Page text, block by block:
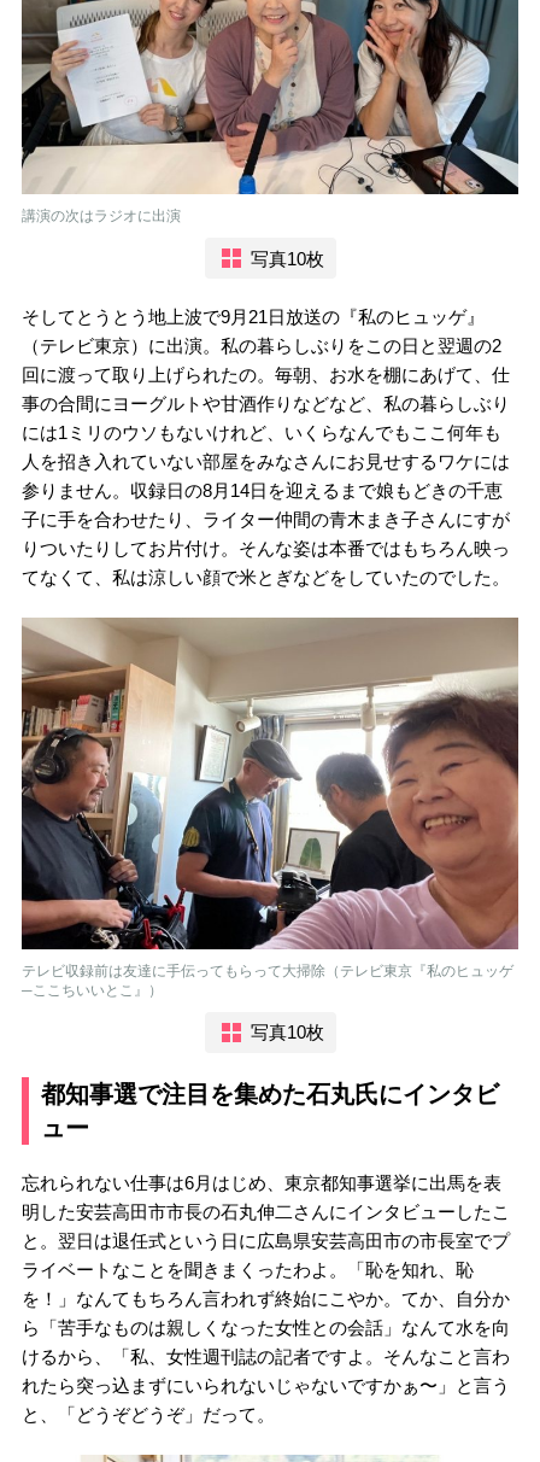
講演の次はラジオに出演
写真10枚
そしてとうとう地上波で9月21日放送の『私のヒュッゲ』
（テレビ東京）に出演。私の暮らしぶりをこの日と翌週の2
回に渡って取り上げられたの。毎朝、お水を棚にあげて、仕
事の合間にヨーグルトや甘酒作りなどなど、私の暮らしぶり
には1ミリのウソもないけれど、いくらなんでもここ何年も
人を招き入れていない部屋をみなさんにお見せするワケには
参りません。収録日の8月14日を迎えるまで娘もどきの千恵
子に手を合わせたり、ライター仲間の青木まき子さんにすが
りついたりしてお片付け。そんな姿は本番ではもちろん映っ
てなくて、私は涼しい顔で米とぎなどをしていたのでした。
テレビ収録前は友達に手伝ってもらって大掃除（テレビ東京『私のヒュッゲ
─ここちいいとこ』）
写真10枚
都知事選で注目を集めた石丸氏にインタビ
ュー
忘れられない仕事は6月はじめ、東京都知事選挙に出馬を表
明した安芸高田市市長の石丸伸二さんにインタビューしたこ
と。翌日は退任式という日に広島県安芸高田市の市長室でプ
ライベートなことを聞きまくったわよ。「恥を知れ、恥
を！」なんてもちろん言われず終始にこやか。てか、自分か
ら「苦手なものは親しくなった女性との会話」なんて水を向
けるから、「私、女性週刊誌の記者ですよ。そんなこと言わ
れたら突っ込まずにいられないじゃないですかぁ〜」と言う
と、「どうぞどうぞ」だって。